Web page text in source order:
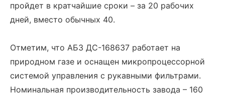
пройдет в кратчайшие сроки – за 20 рабочих
дней, вместо обычных 40.
Отметим, что АБЗ ДС-168637 работает на
природном газе и оснащен микропроцессорной
системой управления с рукавными фильтрами.
Номинальная производительность завода – 160